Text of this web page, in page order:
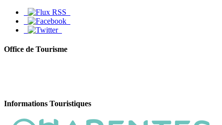
Office de Tourisme
Informations Touristiques